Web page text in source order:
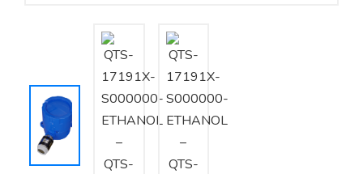
Tư vấn – Thiết kế – Cung cấp thiết bị HVAC
Tư vấn thiết kế, thi công tủ điều khiển
Thi công – Lắp đặt hệ thống HVAC